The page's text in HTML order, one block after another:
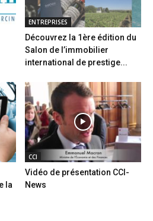
ENTREPRISES
Découvrez la 1ère édition du
Salon de l’immobilier
international de prestige...
la
CCI
Vidéo de présentation CCI-
News